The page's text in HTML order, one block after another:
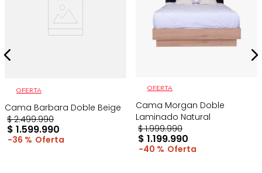
OFERTA
Cama Barbara Doble Beige
$ 2.499.990
$ 1.599.990
36 %
OFERTA
Cama Morgan Doble
Laminado Natural
$ 1.999.990
$ 1.199.990
40 %